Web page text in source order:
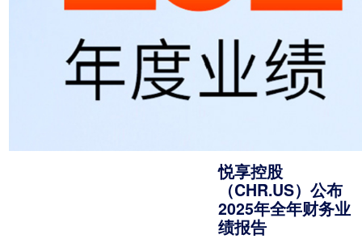
悦享控股
（CHR.US）公布
2025年全年财务业
绩报告